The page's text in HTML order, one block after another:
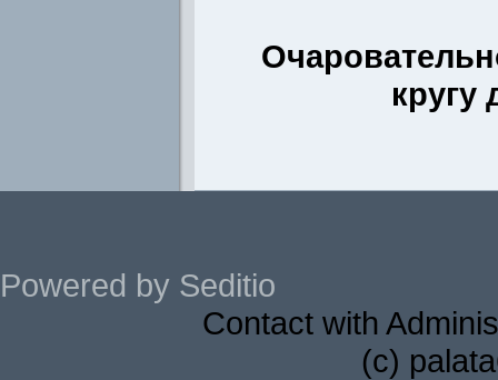
кругу
Powered by Seditio
Contact with
(c)